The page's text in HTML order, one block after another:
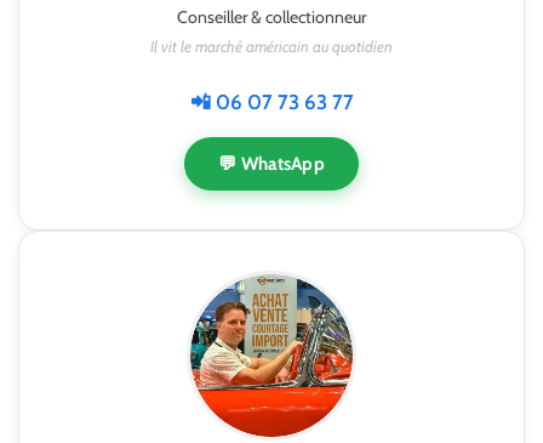
Conseiller & collectionneur
Il vit le marché américain au quotidien
📲 06 07 73 63 77
💬 WhatsApp